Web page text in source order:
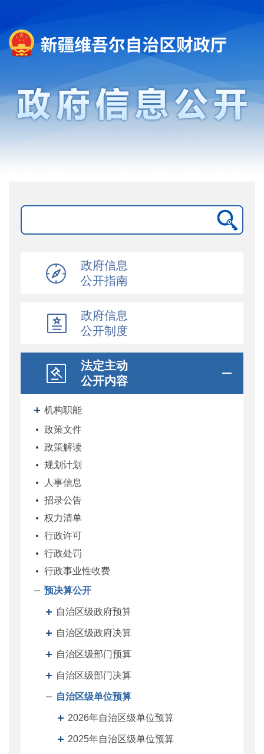
政府信息
公开指南
政府信息
公开制度
法定主动
公开内容
机构职能
政策文件
政策解读
规划计划
人事信息
招录公告
权力清单
行政许可
行政处罚
行政事业性收费
预决算公开
自治区级政府预算
自治区级政府决算
自治区级部门预算
自治区级部门决算
自治区级单位预算
2026年自治区级单位预算
2025年自治区级单位预算